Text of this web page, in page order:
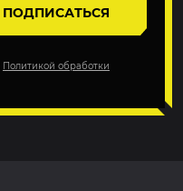
ПОДПИСАТЬСЯ
Политикой обработки